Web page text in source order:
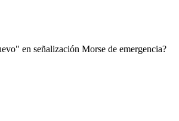
en señalización Morse de emergencia?